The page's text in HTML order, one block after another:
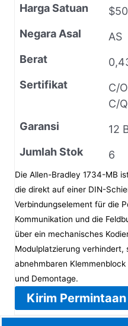
Harga Satuan
Negara Asal
AS
Berat
Sertifikat
C/
C/
Garansi
12
Jumlah Stok
6
Die Allen-Bradley 1734-MB
die direkt auf einer DIN-
Verbindungselement für die
Kommunikation und die
über ein mechanisches
Modulplatzierung verhindert,
abnehmbaren
und Demontage.
Kirim Permintaan